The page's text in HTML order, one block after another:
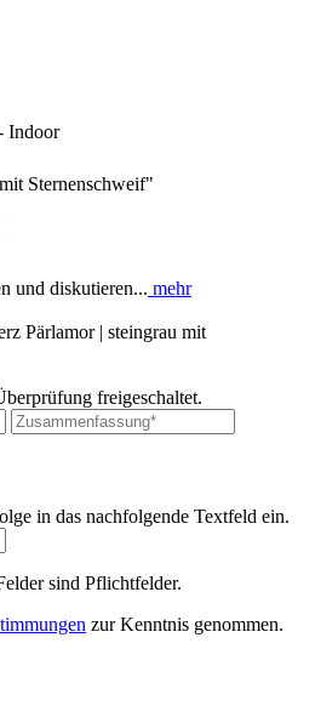
Indoor
Sternenschweif"
und diskutieren... mehr
Pärlamor | steingrau mit
freigeschaltet.
in das nachfolgende Textfeld ein.
sind Pflichtfelder.
zur Kenntnis genommen.